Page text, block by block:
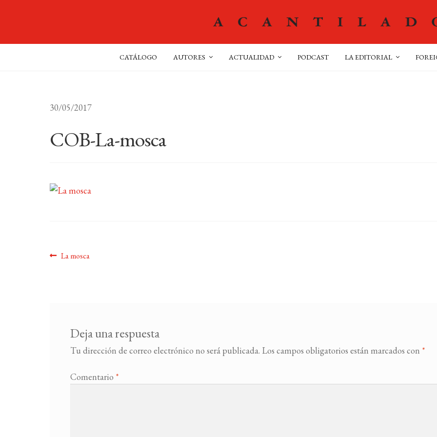
CATÁLOGO AUTORES ACTUALIDAD PODCAST LA EDITORIAL
30/05/2017
COB-La-mosca
Navegación
Anterior:
La mosca
Deja una respuesta
Tu dirección de correo electrónico no será publicada. Los campos obligatorios están marcados con *
Comentario *